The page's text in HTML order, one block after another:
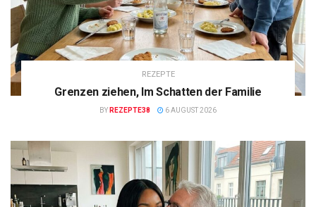
REZEPTE
Grenzen ziehen, Im Schatten der Familie
BY REZEPTE38 6 AUGUST 2026